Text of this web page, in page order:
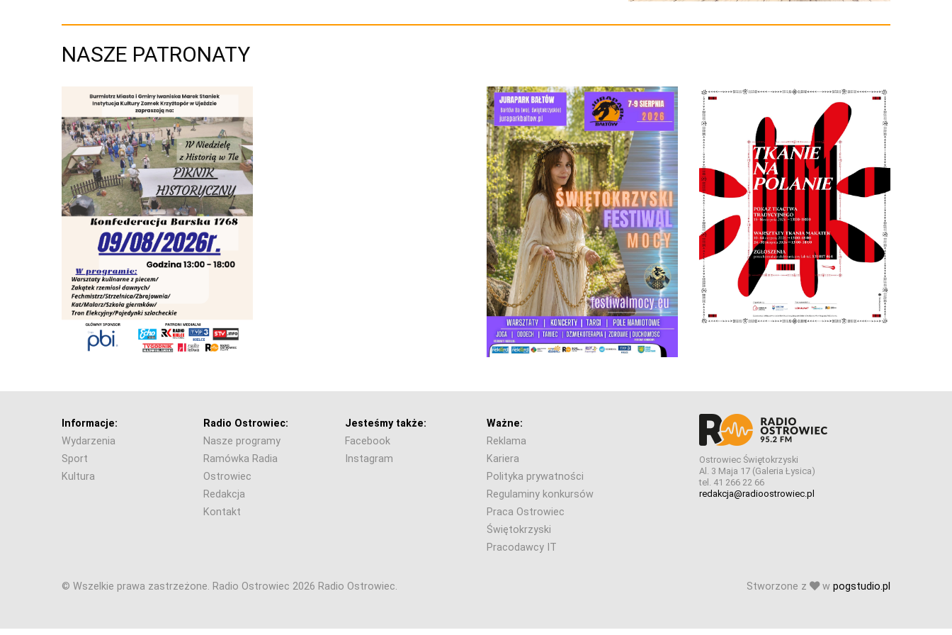
NASZE PATRONATY
Informacje:
Wydarzenia
Sport
Kultura
Radio Ostrowiec:
Nasze programy
Ramówka Radia
Ostrowiec
Redakcja
Kontakt
Jesteśmy także:
Facebook
Instagram
Ważne:
Reklama
Kariera
Polityka prywatności
Regulaminy konkursów
Praca Ostrowiec
Świętokrzyski
Pracodawcy IT
Ostrowiec Świętokrzyski
Al. 3 Maja 17 (Galeria Łysica)
tel. 41 266 22 66
redakcja@radioostrowiec.pl
© Wszelkie prawa zastrzeżone. Radio Ostrowiec 2026 Radio Ostrowiec. Stworzone z w pogstudio.pl